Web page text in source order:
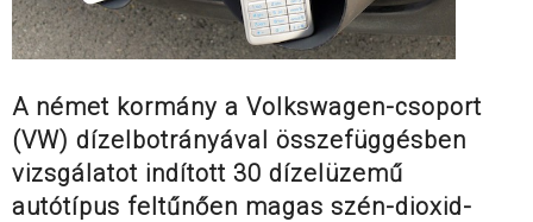
A német kormány a Volkswagen-csoport
(VW) dízelbotrányával összefüggésben
vizsgálatot indított 30 dízelüzemű
autótípus feltűnően magas szén-dioxid-